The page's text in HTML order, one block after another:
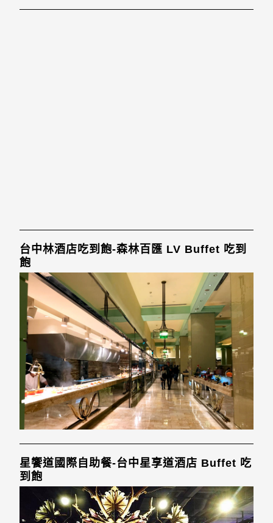
台中林酒店吃到飽-森林百匯 LV Buffet 吃到
飽
星饗道國際自助餐-台中星享道酒店 Buffet 吃
到飽